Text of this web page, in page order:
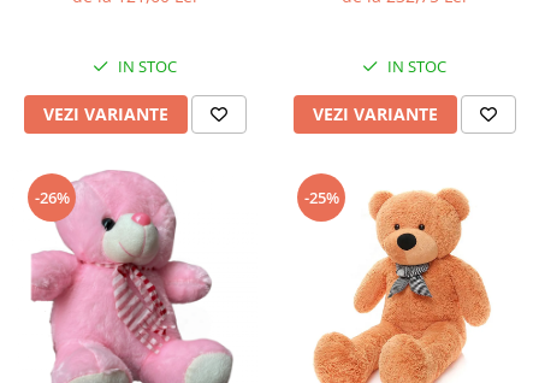
IN STOC
VEZI VARIANTE
IN STOC
VEZI VARIANTE
-26% -25%